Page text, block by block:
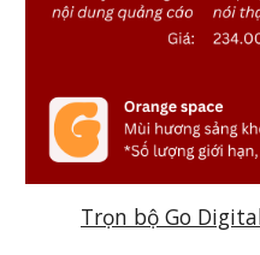
Trọn bộ Go